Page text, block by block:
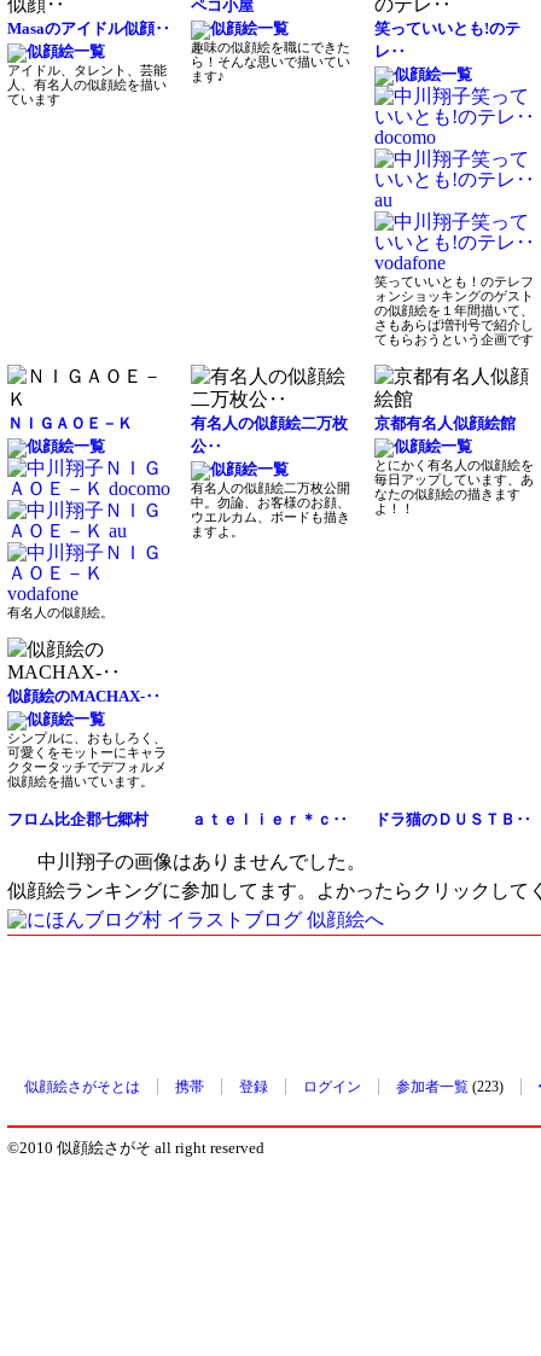
Masaのアイドル似顔‥
アイドル、タレント、芸能
人、有名人の似顔絵を描い
ています
ペコ小屋
趣味の似顔絵を職にできた
ら！そんな思いで描いてい
ます♪
笑っていいとも!のテ
レ‥
笑っていいとも！のテレフ
ォンショッキングのゲスト
の似顔絵を１年間描いて、
さもあらば増刊号で紹介し
てもらおうという企画です
ＮＩＧＡＯＥ－Ｋ
有名人の似顔絵。
有名人の似顔絵二万枚
公‥
有名人の似顔絵二万枚公開
中。勿論、お客様のお顔、
ウエルカム、ボードも描き
ますよ。
京都有名人似顔絵館
とにかく有名人の似顔絵を
毎日アップしています、あ
なたの似顔絵の描きます
よ！！
似顔絵のMACHAX-‥
シンプルに、おもしろく、
可愛くをモットーにキャラ
クタータッチでデフォルメ
似顔絵を描いています。
フロム比企郡七郷村 ａｔｅｌｉｅｒ＊ｃ‥ ドラ猫のＤＵＳＴＢ‥
中川翔子の画像はありませんでした。
似顔絵ランキングに参加してます。よかったらクリックして
似顔絵さがそとは 携帯 登録 ログイン 参加者一覧 (223)
©2010 似顔絵さがそ all right reserved